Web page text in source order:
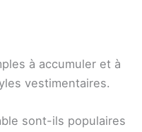
à accumuler et à
vestimentaires.
sont-ils populaires